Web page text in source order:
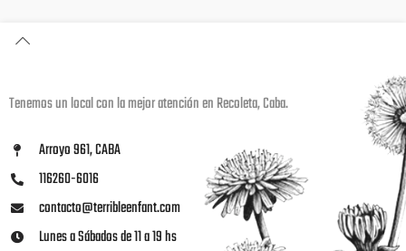
Tenemos un local con la mejor atención en Recoleta, Caba.
Arroyo 961, CABA
116260-6016
contacto@terribleenfant.com
Lunes a Sábados de 11 a 19 hs